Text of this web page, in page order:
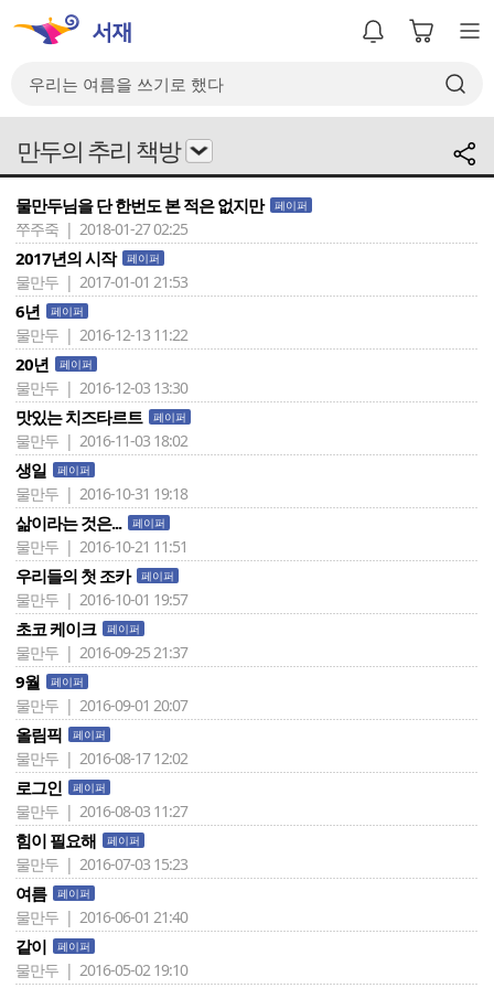
만두의 추리 책방
물만두님을 단 한번도 본 적은 없지만 페이퍼
쭈주죽 | 2018-01-27 02:25
2017년의 시작 페이퍼
물만두 | 2017-01-01 21:53
6년 페이퍼
물만두 | 2016-12-13 11:22
20년 페이퍼
물만두 | 2016-12-03 13:30
맛있는 치즈타르트 페이퍼
물만두 | 2016-11-03 18:02
생일 페이퍼
물만두 | 2016-10-31 19:18
삶이라는 것은... 페이퍼
물만두 | 2016-10-21 11:51
우리들의 첫 조카 페이퍼
물만두 | 2016-10-01 19:57
초코 케이크 페이퍼
물만두 | 2016-09-25 21:37
9월 페이퍼
물만두 | 2016-09-01 20:07
올림픽 페이퍼
물만두 | 2016-08-17 12:02
로그인 페이퍼
물만두 | 2016-08-03 11:27
힘이 필요해 페이퍼
물만두 | 2016-07-03 15:23
여름 페이퍼
물만두 | 2016-06-01 21:40
같이 페이퍼
물만두 | 2016-05-02 19:10